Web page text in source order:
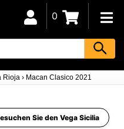
Rioja › Macan Clasico 2021
0
Sie den Vega Sicilia